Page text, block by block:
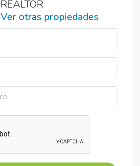
REALTOR
Ver otras propiedades